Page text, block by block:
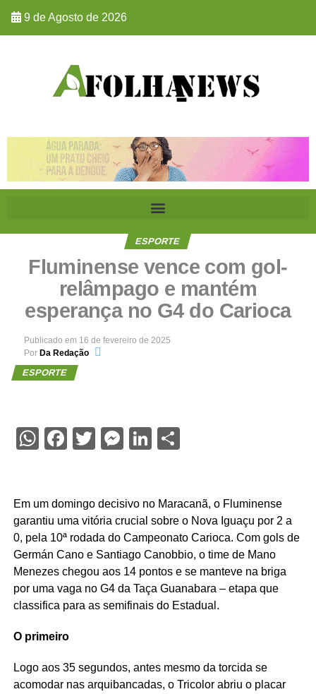
9 de Agosto de 2026
ESPORTE
Fluminense vence com gol-
relâmpago e mantém
esperança no G4 do Carioca
Publicado em 16 de fevereiro de 2025
Por Da Redação
ESPORTE
WhatsApp
Facebook
Twitter
Messenger
LinkedIn
Share
Em um domingo decisivo no Maracanã, o Fluminense
garantiu uma vitória crucial sobre o Nova Iguaçu por 2 a
0, pela 10ª rodada do Campeonato Carioca. Com gols de
Germán Cano e Santiago Canobbio, o time de Mano
Menezes chegou aos 14 pontos e se manteve na briga
por uma vaga no G4 da Taça Guanabara – etapa que
classifica para as semifinais do Estadual.
O primeiro
Logo aos 35 segundos, antes mesmo da torcida se
acomodar nas arquibancadas, o Tricolor abriu o placar